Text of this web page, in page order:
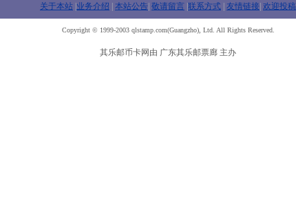
关于本站 业务介绍 本站公告 敬请留言 联系方式 友情链接 欢迎投稿
Copyright © 1999-2003 qlstamp.com(Guangzho), Ltd. All Rights Reserved.
其乐邮币卡网由 广东其乐邮票廊 主办